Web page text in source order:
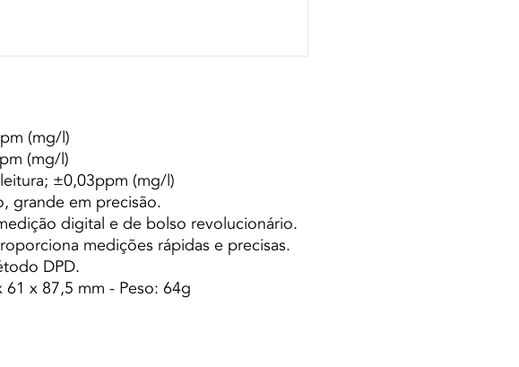
(mg/l)
(mg/l)
±0,03ppm (mg/l)
grande em precisão.
digital e de bolso revolucionário.
medições rápidas e precisas.
DPD.
x 87,5 mm - Peso: 64g